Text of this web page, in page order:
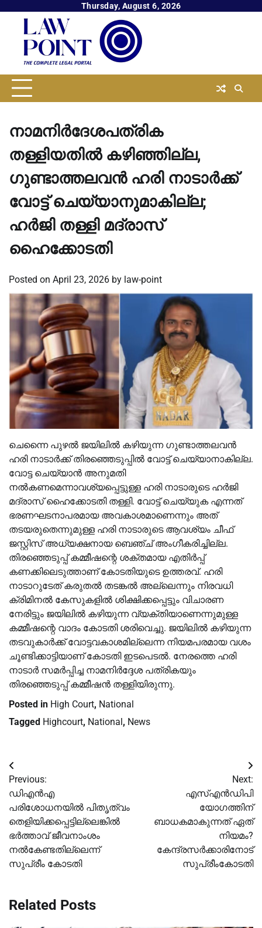
content
Thursday, August 6, 2026
നാമനിർദേശപത്രിക
തള്ളിയതിൽ കഴിഞ്ഞില്ല,
ഗുണ്ടാത്തലവൻ ഹരി നാടാർക്ക്
വോട്ട് ചെയ്യാനുമാകില്ല;
ഹർജി തള്ളി മദ്രാസ്
ഹൈക്കോടതി
Posted on April 23, 2026 by law-point
ചെന്നൈ പുഴൽ ജയിലിൽ കഴിയുന്ന ഗുണ്ടാത്തലവൻ
ഹരി നാടാർക്ക് തിരഞ്ഞെടുപ്പിൽ വോട്ട് ചെയ്യാനാകില്ല.
വോട്ട ചെയ്യാൻ അനുമതി
നൽകണമെന്നാവശ്യപ്പെട്ടുള്ള ഹരി നാടാരുടെ ഹർജി
മദ്രാസ് ഹൈക്കോടതി തള്ളി. വോട്ട് ചെയ്യുക എന്നത്
ഭരണഘടനാപരമായ അവകാശമാണെന്നും അത്
തടയരുതെന്നുമുള്ള ഹരി നാടാരുടെ ആവശ്യം ചീഫ്
ജസ്റ്റിസ് അധ്യക്ഷനായ ബെഞ്ച് അംഗീകരിച്ചില്ല.
തിരഞ്ഞെടുപ്പ് കമ്മീഷന്റെ ശക്തമായ എതിർപ്പ്
കണക്കിലെടുത്താണ് കോടതിയുടെ ഉത്തരവ്. ഹരി
നാടാറുടേത് കരുതൽ തടങ്കൽ അല്ലെന്നും നിരവധി
ക്രിമിനൽ കേസുകളിൽ ശിക്ഷിക്കപ്പെട്ടും വിചാരണ
നേരിട്ടും ജയിലിൽ കഴിയുന്ന വ്യക്തിയാണെന്നുമുള്ള
കമ്മീഷന്റെ വാദം കോടതി ശരിവെച്ചു. ജയിലിൽ കഴിയുന്ന
തടവുകാർക്ക് വോട്ടവകാശമില്ലെന്ന നിയമപരമായ വശം
ചൂണ്ടിക്കാട്ടിയാണ് കോടതി ഇടപെടൽ. നേരത്തെ ഹരി
നാടാർ സമർപ്പിച്ച നാമനിർദ്ദേശ പത്രികയും
തിരഞ്ഞെടുപ്പ് കമ്മീഷൻ തള്ളിയിരുന്നു.
Posted in High Court, National
Tagged Highcourt, National, News
Post
navigation
Previous:
ഡിഎൻഎ
പരിശോധനയിൽ പിതൃത്വം
തെളിയിക്കപ്പെട്ടില്ലെങ്കിൽ
ഭർത്താവ് ജീവനാംശം
നൽകേണ്ടതില്ലെന്ന്
സുപ്രീം കോടതി
Next:
എസ്എൻഡിപി
യോഗത്തിന്
ബാധകമാകുന്നത് ഏത്
നിയമം?
കേന്ദ്രസർക്കാരിനോട്
സുപ്രീംകോടതി
Related Posts